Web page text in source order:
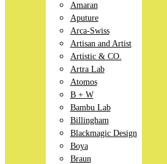
Amaran
Aputure
Arca-Swiss
Artisan and Artist
Artistic & CO.
Artra Lab
Atomos
B + W
Bambu Lab
Billingham
Blackmagic Design
Boya
Braun